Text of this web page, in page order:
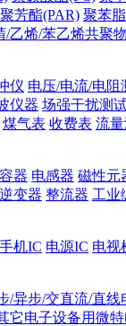
聚芳酯(PAR) 聚苯
/乙烯/苯乙烯共聚
仪 电压/电流/电阻
仪器 场强干扰测
煤气表 收费表 流
器 电感器 磁性元
逆变器 整流器 工业
手机IC 电源IC 电视
/异步/交直流/直线
它电子设备用微